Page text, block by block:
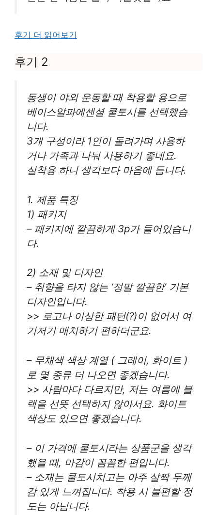
후기 더 읽어보기
후기 2
동생이 야외 운동할 때 착용할 용으로
베이스알파에센셜 쿨토시를 선택했습
니다.
3개 구성이라 1인이 돌려가며 사용하
거나 가족과 나눠 사용하기 좋네요.
실착용 하니 생각보다 마음에 듭니다.
1. 제품 특징
1) 패키지
– 패키지에 깔끔하게 3p가 들어있습니
다.
2) 소재 및 디자인
– 취향을 타지 않는 ‘정말 깔끔한’ 기본
디자인입니다.
>> 로고나 이상한 패턴(?)이 없어서 여
기저기 매치하기 편하더군요.
– 무채색 색상 계열 ( 그레이, 화이트 )
로 몇 종류 더 나오면 좋겠습니다.
>> 사람마다 다르지만, 저는 여름에 블
랙을 선뜻 선택하지 않아서요. 화이트
색상도 있으면 좋겠습니다.
– 이 가격에 쿨토시라는 상품군을 생각
했을 때, 마감이 꼼꼼한 편입니다.
– 소재는 쿨토시치고는 아주 살짝 두께
감 있게 느껴집니다. 착용 시 불편할 정
도는 아닙니다.